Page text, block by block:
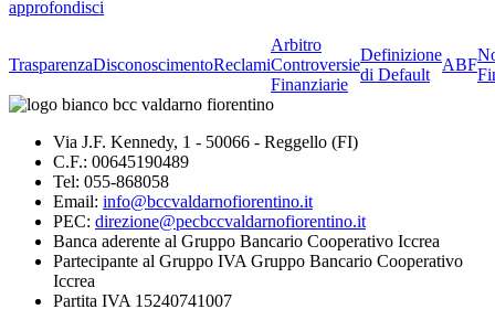
approfondisci
TrasparenzaDisconoscimentoReclami
Arbitro
Controversie
Finanziarie
Definizione
di Default
ABF
Via J.F. Kennedy, 1 - 50066 - Reggello (FI)
C.F.: 00645190489
Tel: 055-868058
Email: info@bccvaldarnofiorentino.it
PEC: direzione@pecbccvaldarnofiorentino.it
Banca aderente al Gruppo Bancario Cooperativo Iccrea
Partecipante al Gruppo IVA Gruppo Bancario Cooperativo
Iccrea
Partita IVA 15240741007